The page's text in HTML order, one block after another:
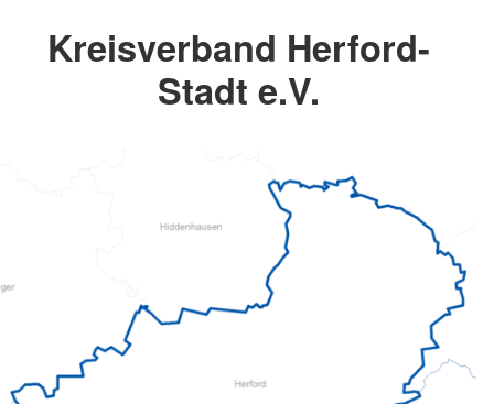
Kreisverband Herford-
Stadt e.V.